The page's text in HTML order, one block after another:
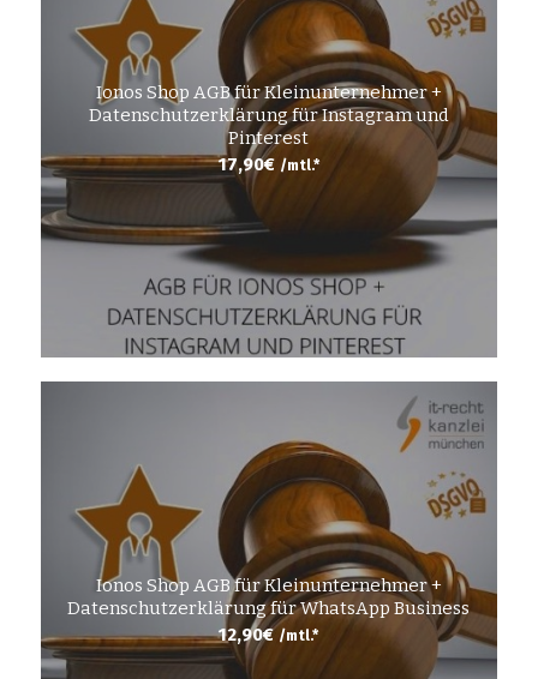
Ionos Shop AGB für Kleinunternehmer +
Datenschutzerklärung für Instagram und
Pinterest
17,90€ /mtl.*
Ionos Shop AGB für Kleinunternehmer +
Datenschutzerklärung für WhatsApp Business
12,90€ /mtl.*